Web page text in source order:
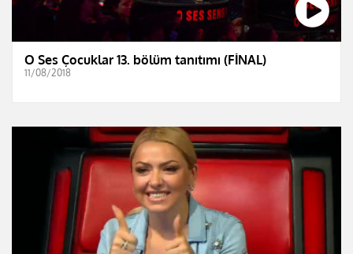
O Ses Çocuklar 13. bölüm tanıtımı (FİNAL)
11/08/2018